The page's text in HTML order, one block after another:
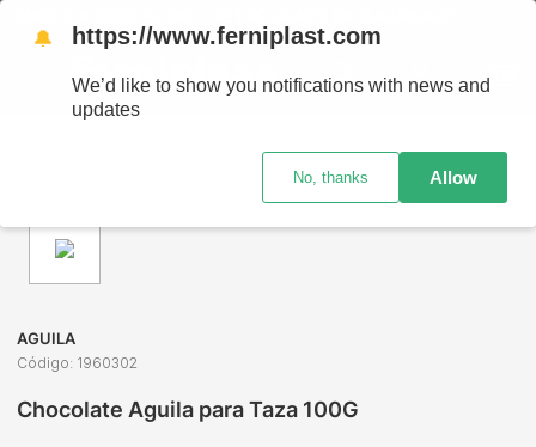
AGUILA
Código: 1960302
Chocolate Aguila para Taza 100G
🔔 https://www.ferniplast.com
We’d like to show you notifications with news and
updates
No, thanks Allow